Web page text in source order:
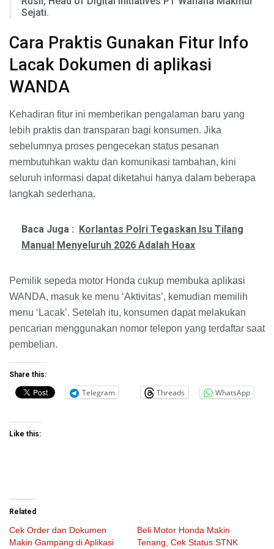
Sejati.
Cara Praktis Gunakan Fitur Info
Lacak Dokumen di aplikasi
WANDA
Kehadiran fitur ini memberikan pengalaman baru yang
lebih praktis dan transparan bagi konsumen. Jika
sebelumnya proses pengecekan status pesanan
membutuhkan waktu dan komunikasi tambahan, kini
seluruh informasi dapat diketahui hanya dalam beberapa
langkah sederhana.
Baca Juga : Korlantas Polri Tegaskan Isu Tilang
Manual Menyeluruh 2026 Adalah Hoax
Pemilik sepeda motor Honda cukup membuka aplikasi
WANDA, masuk ke menu ‘Aktivitas’, kemudian memilih
menu ‘Lacak’. Setelah itu, konsumen dapat melakukan
pencarian menggunakan nomor telepon yang terdaftar saat
pembelian.
Share this:
Telegram Threads WhatsApp
Like this:
Related
Cek Order dan Dokumen
Makin Gampang di Aplikasi
Beli Motor Honda Makin
Tenang, Cek Status STNK